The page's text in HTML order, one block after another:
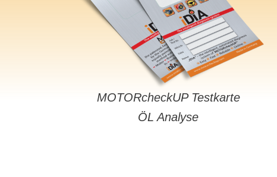
MOTORcheckUP Testkarte
ÖL Analyse